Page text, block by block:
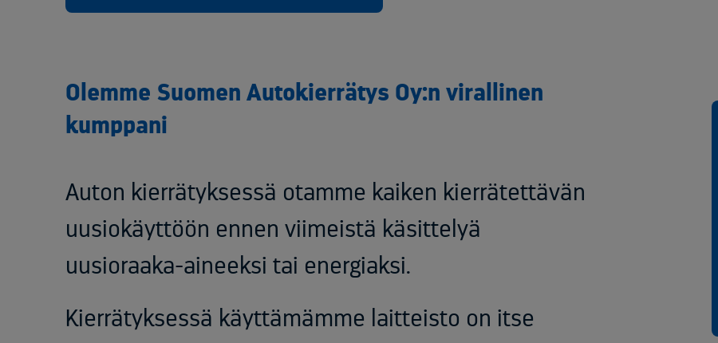
Olemme Suomen Autokierrätys Oy:n virallinen
kumppani
Auton kierrätyksessä otamme kaiken kierrätettävän
uusiokäyttöön ennen viimeistä käsittelyä
uusioraaka-aineeksi tai energiaksi.
Kierrätyksessä käyttämämme laitteisto on itse